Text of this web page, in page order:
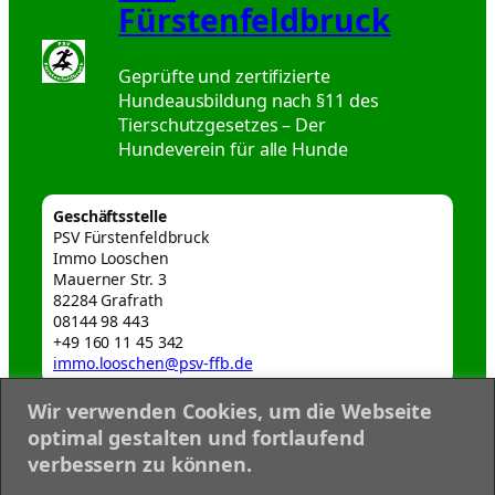
Wir verwenden Cookies, um die Webseite
optimal gestalten und fortlaufend
verbessern zu können.
Fürstenfeldbruck
Geprüfte und zertifizierte
Hundeausbildung nach §11 des
Tierschutzgesetzes – Der
Hundeverein für alle Hunde
Geschäftsstelle
PSV Fürstenfeldbruck
Immo Looschen
Mauerner Str. 3
82284 Grafrath
08144 98 443
+49 160 11 45 342
immo.looschen@psv-ffb.de
Webmaster
webmaster@psv-ffb.de